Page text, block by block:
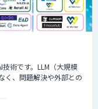
術です。LLM（大規模
く、問題解決や外部との
つAIエージェントは、